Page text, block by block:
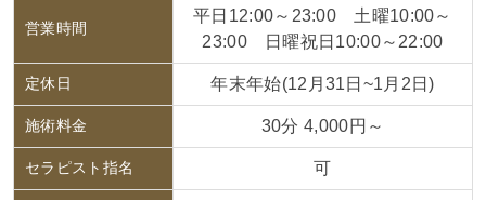
営業時間
平日12:00～23:00 土曜10:00～
23:00 日曜祝日10:00～22:00
定休日 年末年始(12月31日~1月2日)
施術料金 30分 4,000円～
セラピスト指名 可